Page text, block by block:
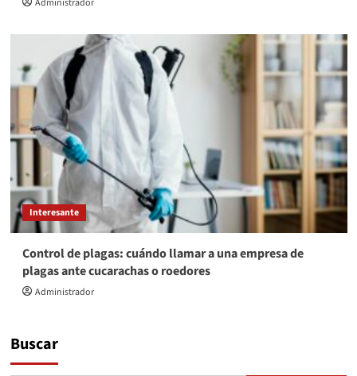
Interesante
Control de plagas: cuándo llamar a una empresa de
plagas ante cucarachas o roedores
Administrador
Buscar